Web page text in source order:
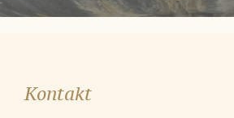
Kontakt